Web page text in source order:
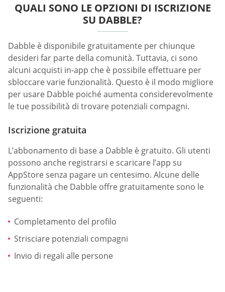
QUALI SONO LE OPZIONI DI ISCRIZIONE
SU DABBLE?
Dabble è disponibile gratuitamente per chiunque
desideri far parte della comunità. Tuttavia, ci sono
alcuni acquisti in-app che è possibile effettuare per
sbloccare varie funzionalità. Questo è il modo migliore
per usare Dabble poiché aumenta considerevolmente
le tue possibilità di trovare potenziali compagni.
Iscrizione gratuita
L’abbonamento di base a Dabble è gratuito. Gli utenti
possono anche registrarsi e scaricare l’app su
AppStore senza pagare un centesimo. Alcune delle
funzionalità che Dabble offre gratuitamente sono le
seguenti:
Completamento del profilo
Strisciare potenziali compagni
Invio di regali alle persone